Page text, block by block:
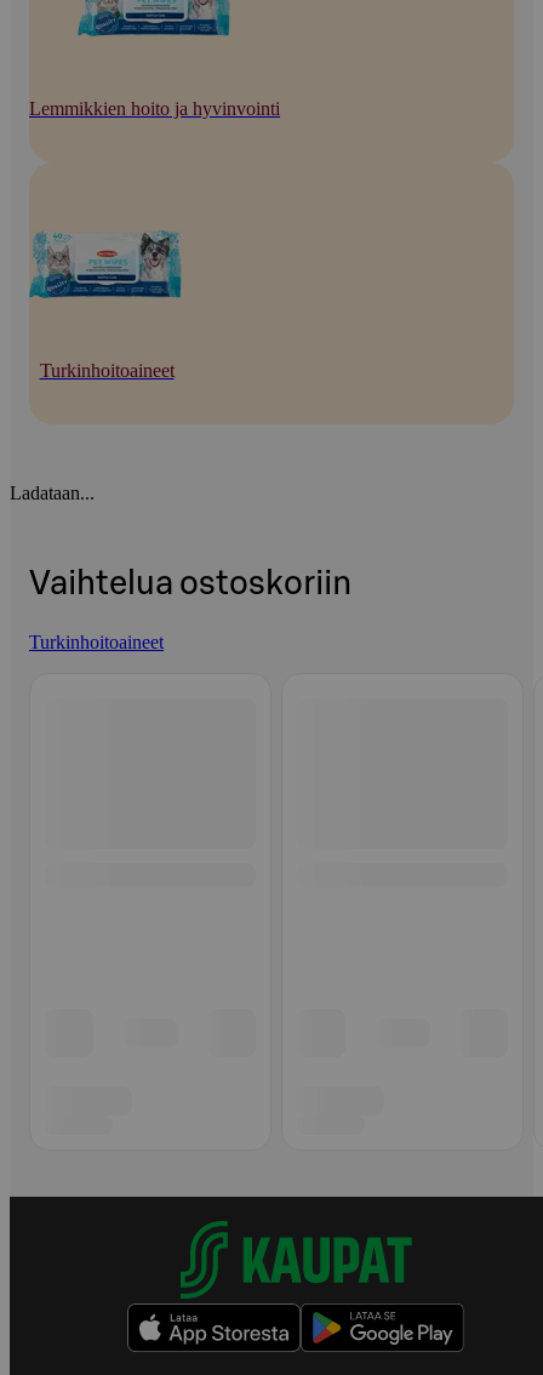
Lemmikkien hoito ja hyvinvointi
Turkinhoitoaineet
Ladataan...
Vaihtelua ostoskoriin
Turkinhoitoaineet